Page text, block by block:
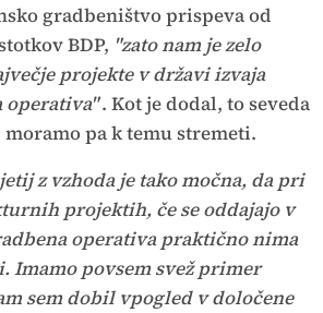
gradbeništvo prispeva od
BDP, "zato nam je zelo
projekte v državi izvaja
operativa". Kot je dodal, to seveda
pa k temu stremeti.
z vzhoda je tako močna, da pri
projektih, če se oddajajo v
operativa praktično nima
Imamo povsem svež primer
sem dobil vpogled v določene